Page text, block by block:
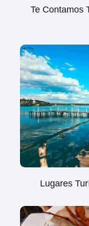
Te Contamos
Lugares